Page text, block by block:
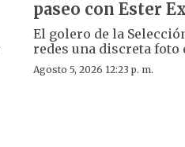
paseo con Ester
El golero de la
redes una discreta foto
Agosto 5, 2026 12:23 p. m.